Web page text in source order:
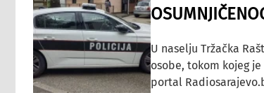
U naselju Tržačka
osobe, tokom kojeg
portal